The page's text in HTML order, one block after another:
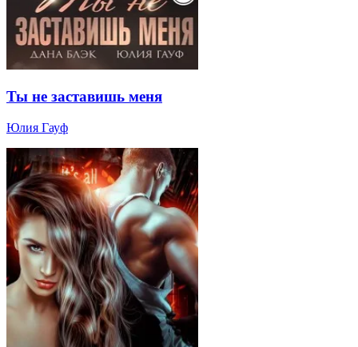
Ты не заставишь меня
Юлия Гауф